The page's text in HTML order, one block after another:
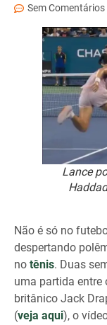
Sem Comentários
Lance
Não é só no
despertando
no tênis. Duas
uma partida entre
britânico Jack
(veja aqui), o